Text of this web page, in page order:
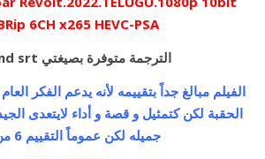
6CH x265 HEVC-PSA
ass and srt الترجمة متوفرة بصيغتي
الفيلم مبالغ جداً بتقييمه لأنه يدعم الفكر
الحقبة لكن كتمثيل و قصة و أداء لايتعدى
جميله لكن عموماً التقييم 6 من 10